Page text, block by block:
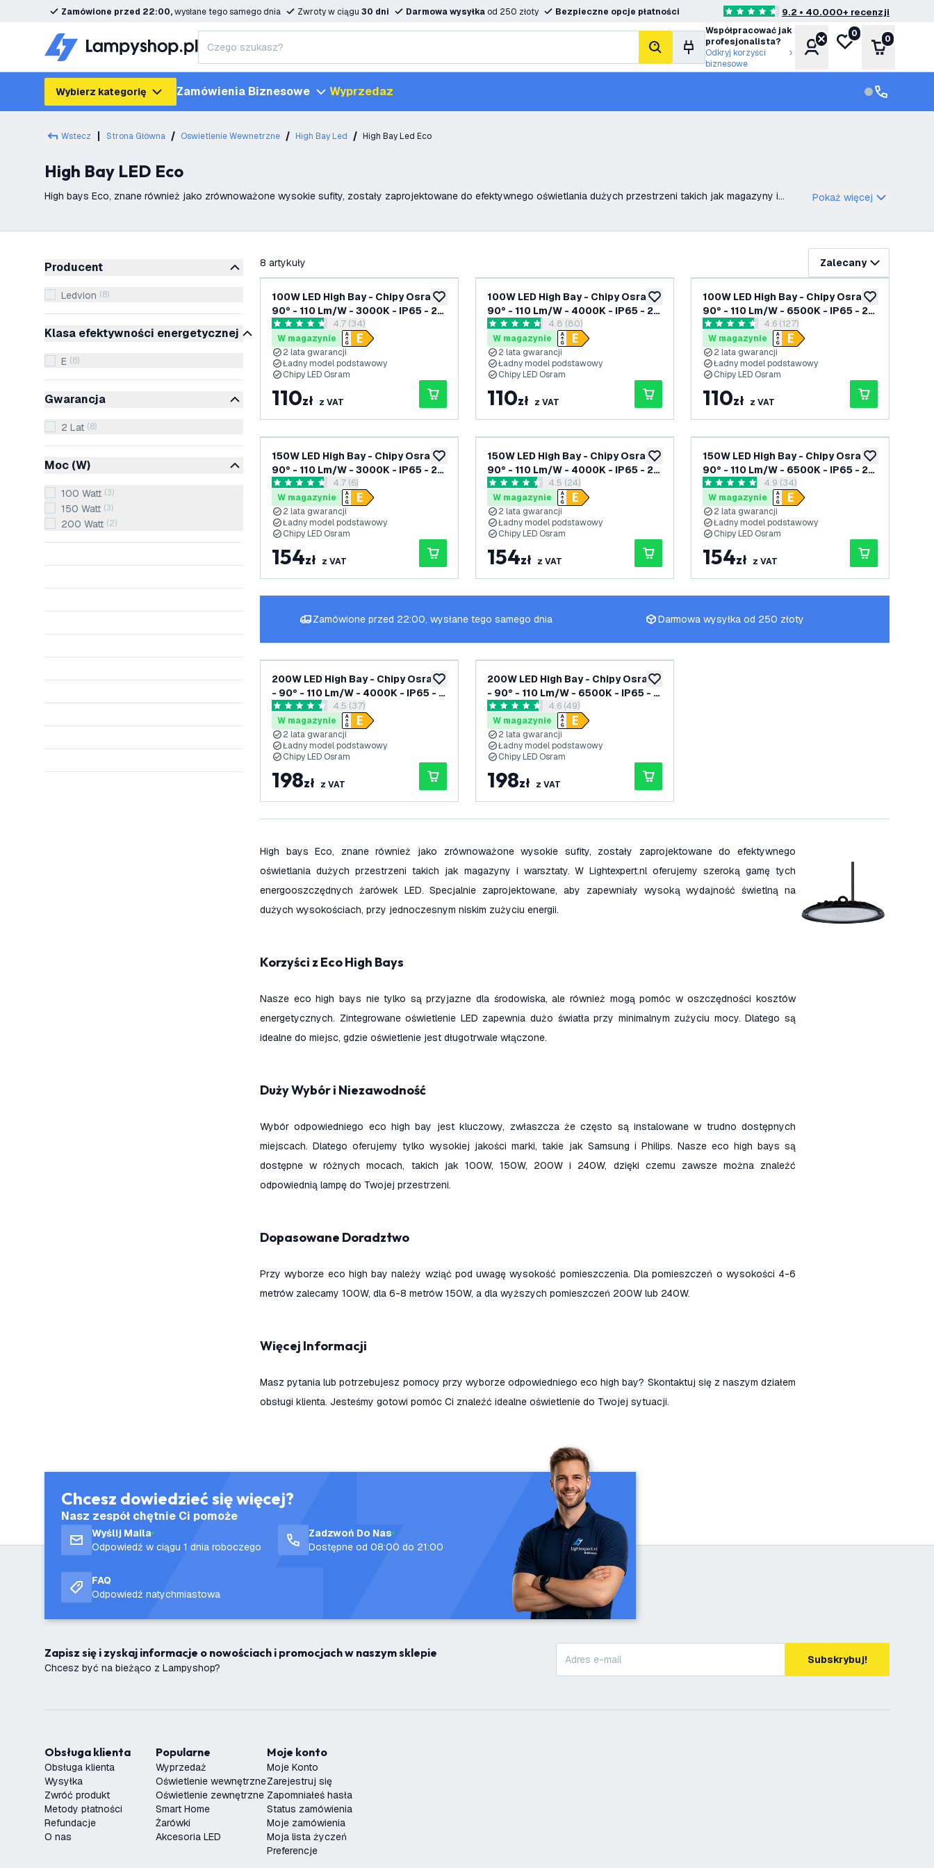
Zamówione przed 22:00,wysłane tego samego dnia Zwroty w ciągu 30 dni Darmowa wysyłka od 250 złoty Bezpieczne opcje płatności 4.6 Gwiazdki oceny9.2 • 40.000+ recenzji
Szukaj
Współpracować jak
profesjonalista?
Odkryj korzyści
biznesowe
KontoMoja lista życzeń
0
Koszyk
0
Wybierz kategorię Zamówienia Biznesowe Wyprzedaz Obsługa
Obsługa
Wstecz Strona Główna Oswietlenie Wewnetrzne High Bay Led High Bay Led Eco
High Bay LED Eco
High bays Eco, znane również jako zrównoważone wysokie sufity, zostały zaprojektowane do efektywnego oświetlania dużych przestrzeni takich jak magazyny i
Pokaż więcej
Producent
Ledvion (8)
Klasa efektywności energetycznej
E (8)
Gwarancja
2 Lat (8)
Moc (W)
100 Watt (3)
150 Watt (3)
200 Watt (2)
8 artykuły Zalecany
dodaj do listy życzeń
100W LED High Bay - Chipy Osram -
90° - 110 Lm/W - 3000K - IP65 - 2
lata gwarancjiotwórz panel recenzji
4.7 Gwiazdki oceny
4.7 (34)
W magazynie
2 lata gwarancji
Ładny model podstawowy
Chipy LED Osram
110zł z VAT
dodaj do listy życzeń
100W LED High Bay - Chipy Osram -
90° - 110 Lm/W - 4000K - IP65 - 2
lata gwarancjiotwórz panel recenzji
4.8 Gwiazdki oceny
4.8 (80)
W magazynie
2 lata gwarancji
Ładny model podstawowy
Chipy LED Osram
110zł z VAT
dodaj do listy
100W LED High Bay - Chipy Osram -
90° - 110 Lm/W - 6500K - IP65 - 2
lata gwarancjiotwórz panel recenzji
4.6 Gwiazdki oceny
4.6 (127)
W magazynie
2 lata gwarancji
Ładny model podstawowy
Chipy LED Osram
110zł z VAT
dodaj do listy życzeń
150W LED High Bay - Chipy Osram -
90° - 110 Lm/W - 3000K - IP65 - 2
lata gwarancjiotwórz panel recenzji
4.7 Gwiazdki oceny
4.7 (6)
W magazynie
2 lata gwarancji
Ładny model podstawowy
Chipy LED Osram
154zł z VAT
dodaj do listy życzeń
150W LED High Bay - Chipy Osram -
90° - 110 Lm/W - 4000K - IP65 - 2
lata gwarancjiotwórz panel recenzji
4.5 Gwiazdki oceny
4.5 (24)
W magazynie
2 lata gwarancji
Ładny model podstawowy
Chipy LED Osram
154zł z VAT
dodaj do listy
150W LED High Bay - Chipy Osram -
90° - 110 Lm/W - 6500K - IP65 - 2
lata gwarancjiotwórz panel recenzji
4.9 Gwiazdki oceny
4.9 (34)
W magazynie
2 lata gwarancji
Ładny model podstawowy
Chipy LED Osram
154zł z VAT
dodaj do listy życzeń
200W LED High Bay - Chipy Osram
- 90° - 110 Lm/W - 4000K - IP65 - 2
lata gwarancjiotwórz panel recenzji
4.5 Gwiazdki oceny
4.5 (37)
W magazynie
2 lata gwarancji
Ładny model podstawowy
Chipy LED Osram
198zł z VAT
dodaj do listy życzeń
200W LED High Bay - Chipy Osram
- 90° - 110 Lm/W - 6500K - IP65 - 2
lata gwarancjiotwórz panel recenzji
4.6 Gwiazdki oceny
4.6 (49)
W magazynie
2 lata gwarancji
Ładny model podstawowy
Chipy LED Osram
198zł z VAT
Zamówione przed 22:00, wysłane tego samego dnia Darmowa wysyłka od 250 złoty
filtruj
High bays Eco, znane również jako zrównoważone wysokie sufity, zostały zaprojektowane do efektywnego
oświetlania dużych przestrzeni takich jak magazyny i warsztaty. W Lightexpert.nl oferujemy szeroką gamę tych
energooszczędnych żarówek LED. Specjalnie zaprojektowane, aby zapewniały wysoką wydajność świetlną na
dużych wysokościach, przy jednoczesnym niskim zużyciu energii.
Korzyści z Eco High Bays
Nasze eco high bays nie tylko są przyjazne dla środowiska, ale również mogą pomóc w oszczędności kosztów
energetycznych. Zintegrowane oświetlenie LED zapewnia dużo światła przy minimalnym zużyciu mocy. Dlatego są
idealne do miejsc, gdzie oświetlenie jest długotrwale włączone.
Duży Wybór i Niezawodność
Wybór odpowiedniego eco high bay jest kluczowy, zwłaszcza że często są instalowane w trudno dostępnych
miejscach. Dlatego oferujemy tylko wysokiej jakości marki, takie jak Samsung i Philips. Nasze eco high bays są
dostępne w różnych mocach, takich jak 100W, 150W, 200W i 240W, dzięki czemu zawsze można znaleźć
odpowiednią lampę do Twojej przestrzeni.
Dopasowane Doradztwo
Przy wyborze eco high bay należy wziąć pod uwagę wysokość pomieszczenia. Dla pomieszczeń o wysokości 4-6
metrów zalecamy 100W, dla 6-8 metrów 150W, a dla wyższych pomieszczeń 200W lub 240W.
Więcej Informacji
Masz pytania lub potrzebujesz pomocy przy wyborze odpowiedniego eco high bay? Skontaktuj się z naszym działem
obsługi klienta. Jesteśmy gotowi pomóc Ci znaleźć idealne oświetlenie do Twojej sytuacji.
Chcesz dowiedzieć się więcej?
Nasz zespół chętnie Ci pomoże
Wyślij Maila
Odpowiedź w ciągu 1 dnia roboczego
Zadzwoń Do Nas
Dostępne od 08:00 do 21:00
FAQ
Odpowiedź natychmiastowa
Zapisz się i zyskaj informacje o nowościach i promocjach w naszym sklepie
Chcesz być na bieżąco z Lampyshop?
Subskrybuj!
Obsługa klienta
Obsługa klienta
Wysyłka
Zwróć produkt
Metody płatności
Refundacje
O nas
Popularne
Wyprzedaż
Oświetlenie wewnętrzne
Oświetlenie zewnętrzne
Smart Home
Żarówki
Akcesoria LED
Moje konto
Moje Konto
Zarejestruj się
Zapomniałeś hasła
Status zamówienia
Moje zamówienia
Moja lista życzeń
Preferencje